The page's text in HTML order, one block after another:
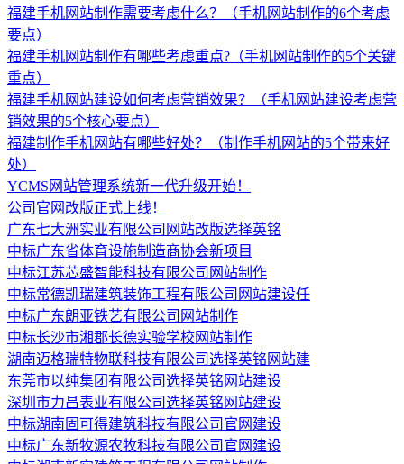
福建手机网站制作需要考虑什么？（手机网站制作的6个考虑
要点）
福建手机网站制作有哪些考虑重点?（手机网站制作的5个关键
重点）
福建手机网站建设如何考虑营销效果？（手机网站建设考虑营
销效果的5个核心要点）
福建制作手机网站有哪些好处？（制作手机网站的5个带来好
处）
YCMS网站管理系统新一代升级开始！
公司官网改版正式上线！
广东七大洲实业有限公司网站改版选择英铭
中标广东省体育设施制造商协会新项目
中标江苏芯盛智能科技有限公司网站制作
中标常德凯瑞建筑装饰工程有限公司网站建设任
中标广东朗亚铁艺有限公司网站制作
中标长沙市湘郡长德实验学校网站制作
湖南迈格瑞特物联科技有限公司选择英铭网站建
东莞市以纯集团有限公司选择英铭网站建设
深圳市力昌表业有限公司选择英铭网站建设
中标湖南固可得建筑科技有限公司官网建设
中标广东新牧源农牧科技有限公司官网建设